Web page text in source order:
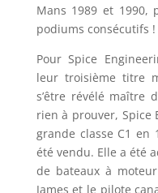
Mans 1989 et 1990,
podiums consécutifs !
Pour Spice
leur troisième titre
s’être révélé maître
rien à prouver, Spice
grande classe C1 en
été vendu. Elle a été
de bateaux à
James et le pilote